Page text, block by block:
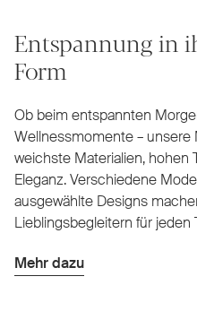
Entspannung in
Form
Ob beim entspannten
Wellnessmomente – unsere
weichste Materialien, hohen
Eleganz. Verschiedene
ausgewählte Designs
Lieblingsbegleitern für jeden
Mehr dazu